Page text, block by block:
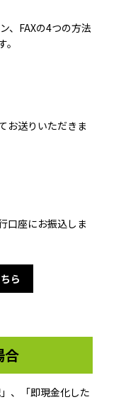
、FAXの4つの方法
お送りいただきま
口座にお振込しま
ら
合
、「即現金化した